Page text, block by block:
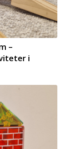
–
i